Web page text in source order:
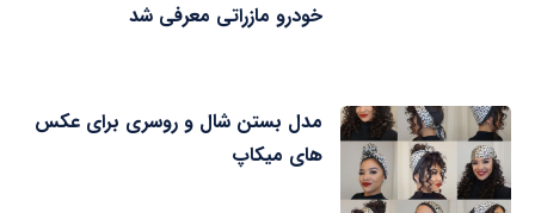
خودرو مازراتی معرفی شد
مدل بستن شال و روسری برای عکس
های میکاپ